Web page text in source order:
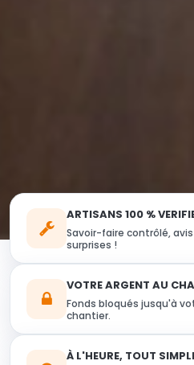
ARTISANS 100 %
Savoir-faire contrôlé,
surprises !
VOTRE ARGENT AU
Fonds bloqués jusqu'à
chantier.
À L'HEURE, TOUT